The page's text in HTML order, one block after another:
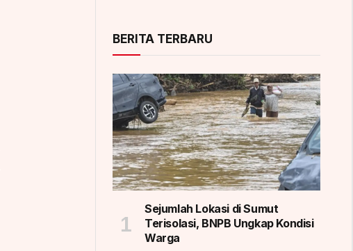
BERITA TERBARU
Sejumlah Lokasi di Sumut
Terisolasi, BNPB Ungkap Kondisi
Warga